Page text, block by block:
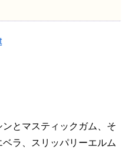
ンとマスティックガム、そ
ラ、スリッパリーエルム